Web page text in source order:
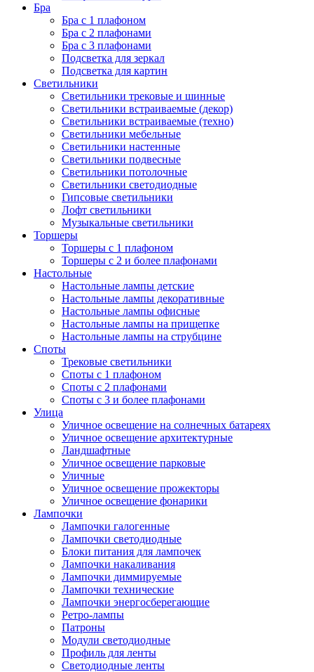
Бра
Бра с 1 плафоном
Бра с 2 плафонами
Бра с 3 плафонами
Подсветка для зеркал
Подсветка для картин
Светильники
Светильники трековые и шинные
Светильники встраиваемые (декор)
Светильники встраиваемые (техно)
Светильники мебельные
Светильники настенные
Светильники подвесные
Светильники потолочные
Светильники светодиодные
Гипсовые светильники
Лофт светильники
Музыкальные светильники
Торшеры
Торшеры с 1 плафоном
Торшеры с 2 и более плафонами
Настольные
Настольные лампы детские
Настольные лампы декоративные
Настольные лампы офисные
Настольные лампы на прищепке
Настольные лампы на струбцине
Споты
Трековые светильники
Споты с 1 плафоном
Споты с 2 плафонами
Споты с 3 и более плафонами
Улица
Уличное освещение на солнечных батареях
Уличное освещение архитектурные
Ландшафтные
Уличное освещение парковые
Уличные
Уличное освещение прожекторы
Уличное освещение фонарики
Лампочки
Лампочки галогенные
Лампочки светодиодные
Блоки питания для лампочек
Лампочки накаливания
Лампочки диммируемые
Лампочки технические
Лампочки энергосберегающие
Ретро-лампы
Патроны
Модули светодиодные
Профиль для ленты
Светодиодные ленты